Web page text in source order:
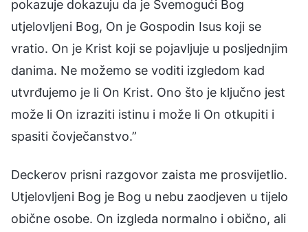
pokazuje dokazuju da je Svemogući Bog
utjelovljeni Bog, On je Gospodin Isus koji se
vratio. On je Krist koji se pojavljuje u posljednjim
danima. Ne možemo se voditi izgledom kad
utvrđujemo je li On Krist. Ono što je ključno jest
može li On izraziti istinu i može li On otkupiti i
spasiti čovječanstvo.”
Deckerov prisni razgovor zaista me prosvijetlio.
Utjelovljeni Bog je Bog u nebu zaodjeven u tijelo
obične osobe. On izgleda normalno i obično, ali